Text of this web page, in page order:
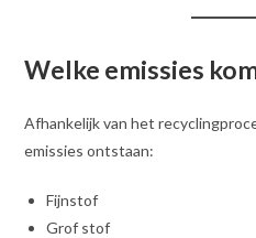
Welke emissies
Afhankelijk van het
emissies ontstaan:
Fijnstof
Grof stof